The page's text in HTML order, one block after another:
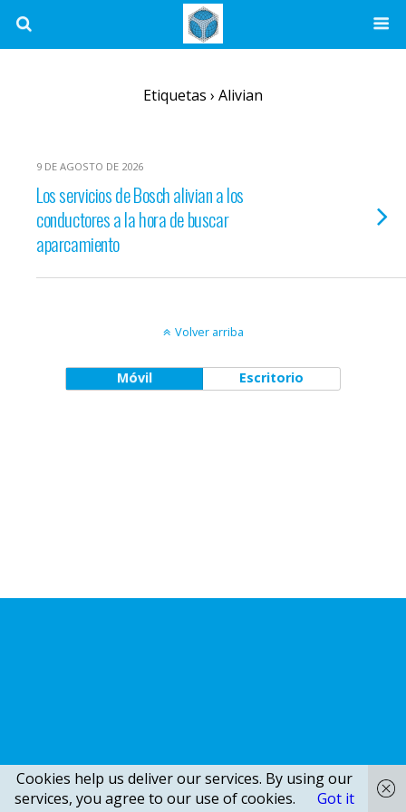
Etiquetas › Alivian
9 DE AGOSTO DE 2026
Los servicios de Bosch alivian a los
conductores a la hora de buscar
aparcamiento
Volver arriba
Móvil Escritorio
Cookies help us deliver our services. By using our
services, you agree to our use of cookies.
Got it